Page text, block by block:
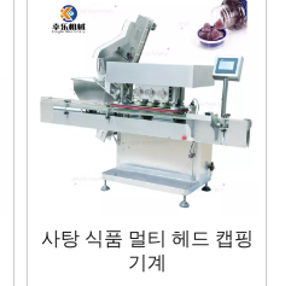
사탕 식품 멀티 헤드 캡핑
기계